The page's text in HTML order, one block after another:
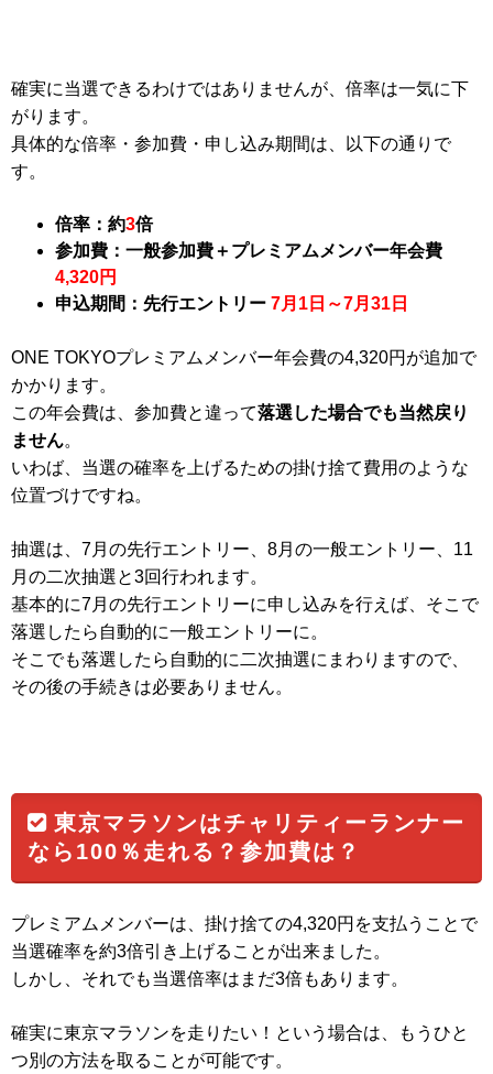
確実に当選できるわけではありませんが、倍率は一気に下
がります。
具体的な倍率・参加費・申し込み期間は、以下の通りで
す。
倍率：約3倍
参加費：一般参加費＋プレミアムメンバー年会費
4,320円
申込期間：先行エントリー 7月1日～7月31日
ONE TOKYOプレミアムメンバー年会費の4,320円が追加で
かかります。
この年会費は、参加費と違って落選した場合でも当然戻り
ません。
いわば、当選の確率を上げるための掛け捨て費用のような
位置づけですね。
抽選は、7月の先行エントリー、8月の一般エントリー、11
月の二次抽選と3回行われます。
基本的に7月の先行エントリーに申し込みを行えば、そこで
落選したら自動的に一般エントリーに。
そこでも落選したら自動的に二次抽選にまわりますので、
その後の手続きは必要ありません。
東京マラソンはチャリティーランナー
なら100％走れる？参加費は？
プレミアムメンバーは、掛け捨ての4,320円を支払うことで
当選確率を約3倍引き上げることが出来ました。
しかし、それでも当選倍率はまだ3倍もあります。
確実に東京マラソンを走りたい！という場合は、もうひと
つ別の方法を取ることが可能です。